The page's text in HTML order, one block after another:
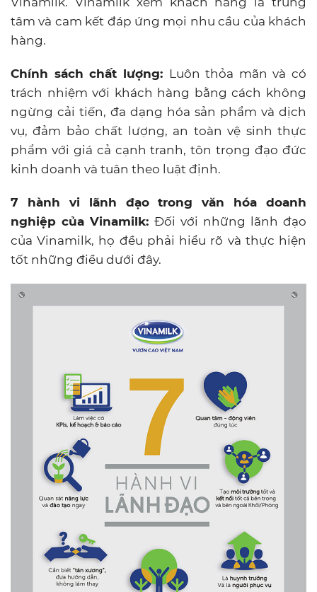
tâm và cam kết đáp ứng mọi nhu cầu của khách
hàng.
Chính sách chất lượng: Luôn thỏa mãn và có
trách nhiệm với khách hàng bằng cách không
ngừng cải tiến, đa dạng hóa sản phẩm và dịch
vụ, đảm bảo chất lượng, an toàn vệ sinh thực
phẩm với giá cả cạnh tranh, tôn trọng đạo đức
kinh doanh và tuân theo luật định.
7 hành vi lãnh đạo trong văn hóa doanh
nghiệp của Vinamilk: Đối với những lãnh đạo
của Vinamilk, họ đều phải hiểu rõ và thực hiện
tốt những điều dưới đây.